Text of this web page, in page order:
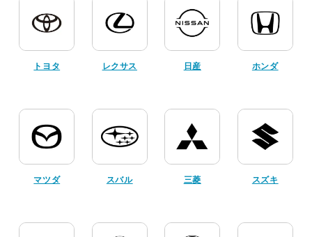
トヨタ レクサス 日産 ホンダ
マツダ スバル 三菱 スズキ